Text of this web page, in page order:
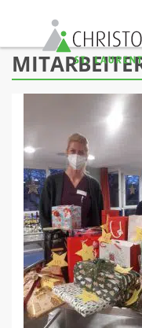
Skip to content